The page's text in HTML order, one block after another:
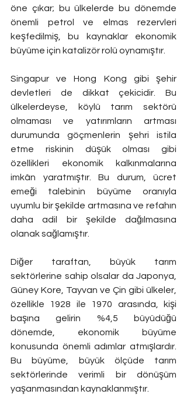
öne çıkar; bu ülkelerde bu dönemde
önemli petrol ve elmas rezervleri
keşfedilmiş, bu kaynaklar ekonomik
büyüme için katalizör rolü oynamıştır.
Singapur ve Hong Kong gibi şehir
devletleri de dikkat çekicidir. Bu
ülkelerdeyse, köylü tarım sektörü
olmaması ve yatırımların artması
durumunda göçmenlerin şehri istila
etme riskinin düşük olması gibi
özellikleri ekonomik kalkınmalarına
imkân yaratmıştır. Bu durum, ücret
emeği talebinin büyüme oranıyla
uyumlu bir şekilde artmasına ve refahın
daha adil bir şekilde dağılmasına
olanak sağlamıştır.
Diğer taraftan, büyük tarım
sektörlerine sahip olsalar da Japonya,
Güney Kore, Tayvan ve Çin gibi ülkeler,
özellikle 1928 ile 1970 arasında, kişi
başına gelirin %4,5 büyüdüğü
dönemde, ekonomik büyüme
konusunda önemli adımlar atmışlardır.
Bu büyüme, büyük ölçüde tarım
sektörlerinde verimli bir dönüşüm
yaşanmasından kaynaklanmıştır.